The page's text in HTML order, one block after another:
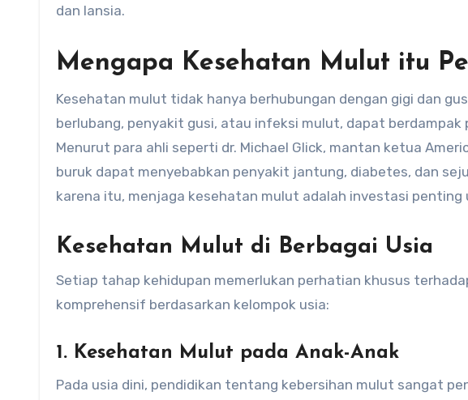
dan lansia.
Mengapa Kesehatan Mulut itu
Kesehatan mulut tidak hanya berhubungan dengan gigi dan
berlubang, penyakit gusi, atau infeksi mulut, dapat
Menurut para ahli seperti dr. Michael Glick, mantan ketua
buruk dapat menyebabkan penyakit jantung, diabetes, dan
karena itu, menjaga kesehatan mulut adalah investasi
Kesehatan Mulut di Berbagai Usia
Setiap tahap kehidupan memerlukan perhatian khusus
komprehensif berdasarkan kelompok usia:
1. Kesehatan Mulut pada Anak-Anak
Pada usia dini, pendidikan tentang kebersihan mulut sangat